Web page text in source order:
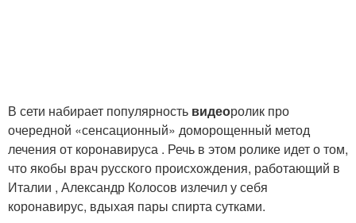
В сети набирает популярность видеоролик про
очередной «сенсационный» доморощенный метод
лечения от коронавируса . Речь в этом ролике идет о том,
что якобы врач русского происхождения, работающий в
Италии , Александр Колосов излечил у себя
коронавирус, вдыхая пары спирта сутками.